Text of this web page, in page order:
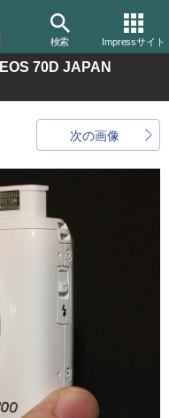
検索 Impressサイト
70D JAPAN
次の画像